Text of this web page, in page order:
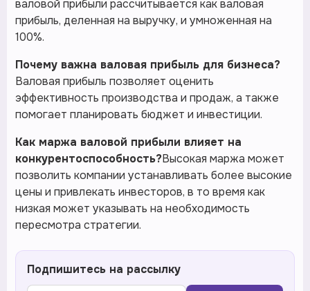
валовой прибыли рассчитывается как валовая
прибыль, деленная на выручку, и умноженная на
100%.
Почему важна валовая прибыль для бизнеса?
Валовая прибыль позволяет оценить
эффективность производства и продаж, а также
помогает планировать бюджет и инвестиции.
Как маржа валовой прибыли влияет на
конкурентоспособность?Высокая маржа может
позволить компании устанавливать более высокие
цены и привлекать инвесторов, в то время как
низкая может указывать на необходимость
пересмотра стратегии.
Подпишитесь на рассылку